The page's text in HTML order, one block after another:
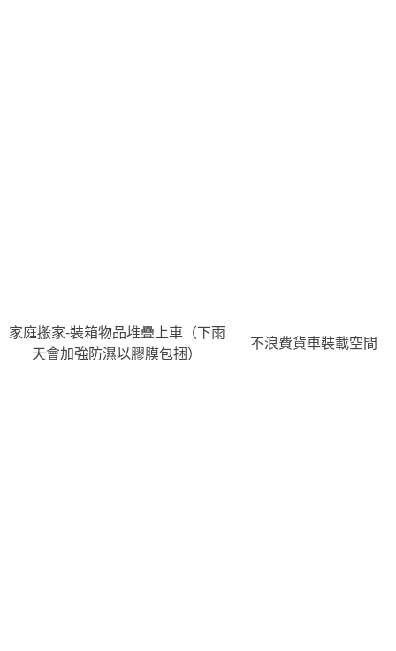
家庭搬家-裝箱物品堆疊上車（下雨
天會加強防濕以膠膜包捆）
不浪費貨車裝載空間